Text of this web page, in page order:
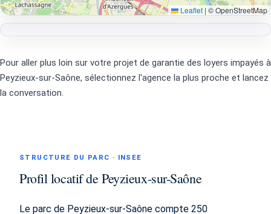
Leaflet | © OpenStreetMap
Pour aller plus loin sur votre projet de garantie des loyers impayés à
Peyzieux-sur-Saône, sélectionnez l'agence la plus proche et lancez
la conversation.
STRUCTURE DU PARC · INSEE
Profil locatif de Peyzieux-sur-Saône
Le parc de Peyzieux-sur-Saône compte 250